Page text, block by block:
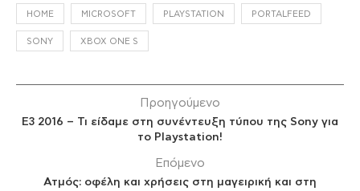
HOME MICROSOFT PLAYSTATION PORTALFEED
SONY XBOX ONE S
Προηγούμενο
Ε3 2016 – Τι είδαμε στη συνέντευξη τύπου της Sony για
το Playstation!
Επόμενο
Ατμός: οφέλη και χρήσεις στη μαγειρική και στη